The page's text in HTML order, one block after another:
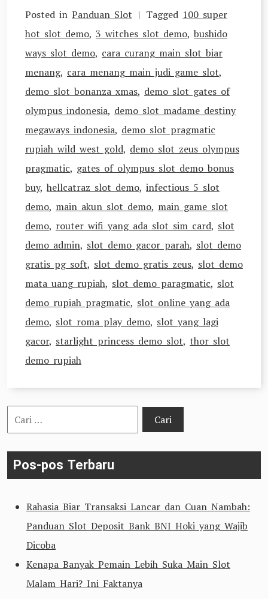
Posted in Panduan Slot Tagged 100 super
hot slot demo, 3 witches slot demo, bushido
ways slot demo, cara curang main slot biar
menang, cara menang main judi game slot,
demo slot bonanza xmas, demo slot gates of
olympus indonesia, demo slot madame destiny
megaways indonesia, demo slot pragmatic
rupiah wild west gold, demo slot zeus olympus
pragmatic, gates of olympus slot demo bonus
buy, hellcatraz slot demo, infectious 5 slot
demo, main akun slot demo, main game slot
demo, router wifi yang ada slot sim card, slot
demo admin, slot demo gacor parah, slot demo
gratis pg soft, slot demo gratis zeus, slot demo
mata uang rupiah, slot demo paragmatic, slot
demo rupiah pragmatic, slot online yang ada
demo, slot roma play demo, slot yang lagi
gacor, starlight princess demo slot, thor slot
demo rupiah
Cari
untuk:
Pos-pos Terbaru
Rahasia Biar Transaksi Lancar dan Cuan Nambah:
Panduan Slot Deposit Bank BNI Hoki yang Wajib
Dicoba
Kenapa Banyak Pemain Lebih Suka Main Slot
Malam Hari? Ini Faktanya